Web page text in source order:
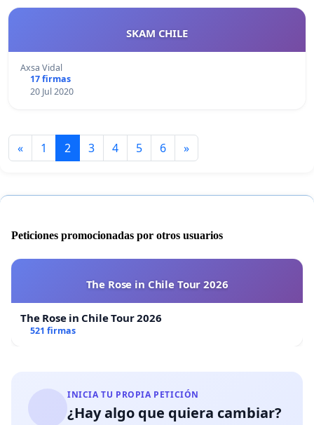
SKAM CHILE
Axsa Vidal
17 firmas
20 Jul 2020
« 1 2 3 4 5 6 »
Peticiones promocionadas por otros usuarios
The Rose in Chile Tour 2026
The Rose in Chile Tour 2026
521 firmas
INICIA TU PROPIA PETICIÓN
¿Hay algo que quiera cambiar?